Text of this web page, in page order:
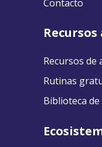
Contacto
Recursos de
Rutinas
Biblioteca